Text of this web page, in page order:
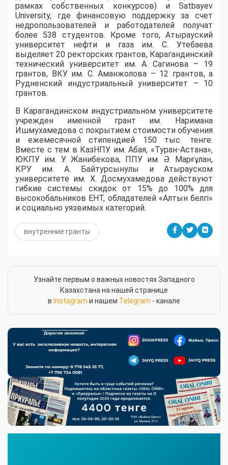
рамках собственных конкурсов) и Satbayev
University, где финансовую поддержку за счет
недропользователей и работодателей получат
более 538 студентов. Кроме того, Атырауский
университет нефти и газа им. С. Утебаева
выделяет 20 ректорских грантов, Карагандинский
технический университет им. А. Сагинова – 19
грантов, ВКУ им. С. Аманжолова – 12 грантов, а
Рудненский индустриальный университет – 10
грантов.
​В Карагандинском индустриальном университете
учрежден именной грант им. Наримана
Ишмухамедова с покрытием стоимости обучения
и ежемесячной стипендией 150 тыс. тенге.
Вместе с тем в КазНПУ им. Абая, «Туран-Астана»,
ЮКПУ им. У. Жанибекова, ППУ им. Ә. Марғұлан,
КРУ им. А. Байтурсынулы и Атырауском
университете им. Х. Досмухамедова действуют
гибкие системы скидок от 15% до 100% для
высокобальников ЕНТ, обладателей «Алтын белгі»
и социально уязвимых категорий.
внутренние гранты
Узнайте первым о важных новостях Западного
Казахстана на нашей странице
в Instagram и нашем Telegram - канале